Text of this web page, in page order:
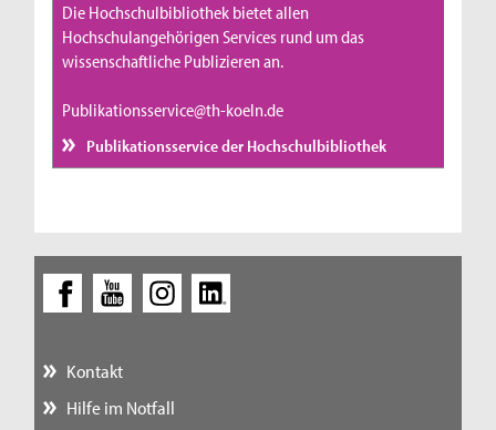
Die Hochschulbibliothek bietet allen
Hochschulangehörigen Services rund um das
wissenschaftliche Publizieren an.
Publikationsservice@th-koeln.de
Publikationsservice der Hochschulbibliothek
Kontakt
Hilfe im Notfall